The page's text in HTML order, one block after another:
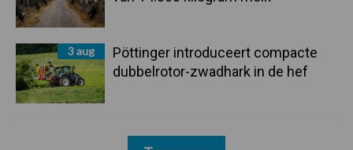
3 aug
Pöttinger introduceert compacte
dubbelrotor-zwadhark in de hef